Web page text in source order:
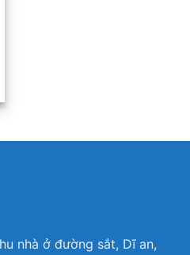
nhà ở đường sắt, Dĩ an,